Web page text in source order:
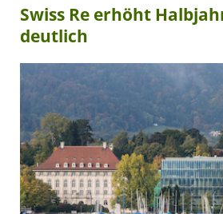
Swiss Re erhöht
deutlich